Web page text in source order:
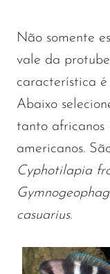
Não somente
vale da
característica
Abaixo
tanto africanos
americanos.
Cyphotilapia
casuarius.